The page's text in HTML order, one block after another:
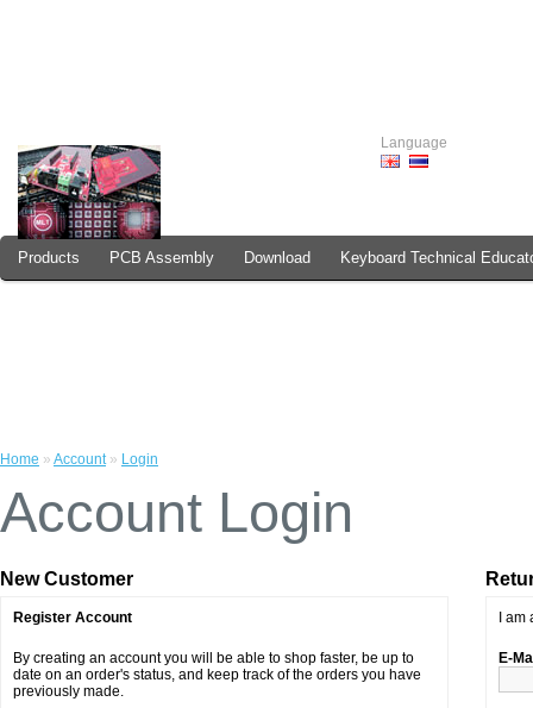
Language
Products PCB Assembly Download Keyboard Technical
Home » Account» Login
Account Login
New Customer
Register Account
By creating an account you will be able to shop faster, be up to
date on an order's status, and keep track of the orders you have
previously made.
I
E-